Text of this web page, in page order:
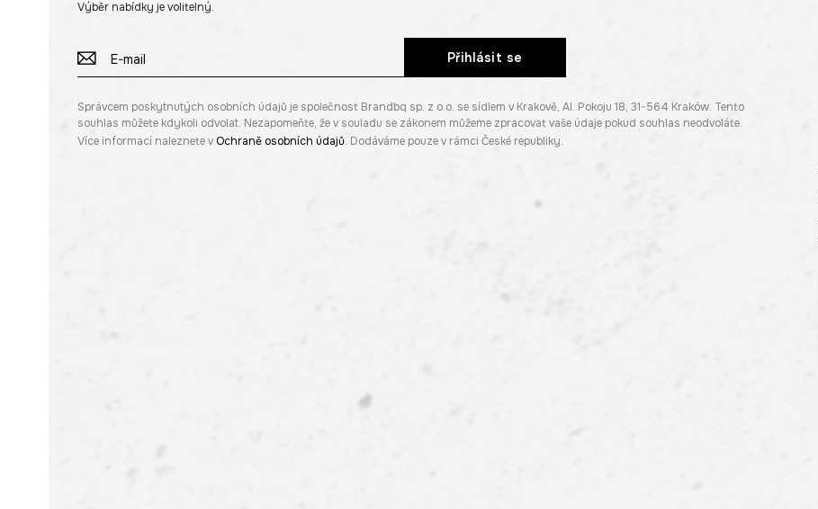
Výběr nabídky je volitelný.
Přihlásit se
Správcem poskytnutých osobních údajů je společnost Brandbq sp. z o.o. se sídlem v Krakově, Al. Pokoju 18, 31-564 Kraków. Tento
souhlas můžete kdykoli odvolat. Nezapomeňte, že v souladu se zákonem můžeme zpracovat vaše údaje pokud souhlas neodvoláte.
Více informací naleznete v Ochraně osobních údajů. Dodáváme pouze v rámci České republiky.